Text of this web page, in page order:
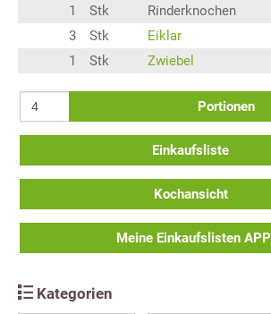
1
Stk
Rinderknochen
3
Stk
Eiklar
1
Stk Zwiebel
Portionen
Einkaufsliste
Kochansicht
Meine Einkaufslisten APP
Kategorien